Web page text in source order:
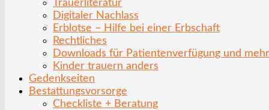
Trauerliteratur
Digitaler Nachlass
Erblotse – Hilfe bei einer Erbschaft
Rechtliches
Downloads für Patientenverfügung und mehr
Kinder trauern anders
Gedenkseiten
Bestattungsvorsorge
Checkliste + Beratung